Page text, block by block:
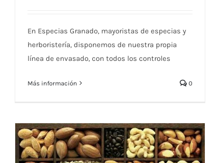
En Especias Granado, mayoristas de especias y
herboristería, disponemos de nuestra propia
línea de envasado, con todos los controles
Más información 0